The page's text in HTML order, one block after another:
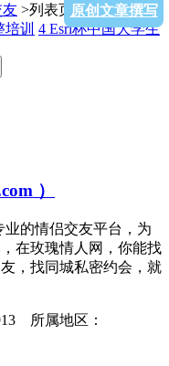
原创文章撰写
友 >列表页面1宜昌国际
训 4 Esri杯中国大学生
）
业的情侣交友平台，为
在玫瑰情人网，你能找
，找同城私密约会，就
所属地区：